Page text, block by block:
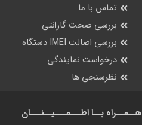
تماس با ما
بررسی صحت گارانتی
بررسی اصالت IMEI دستگاه
درخواست نمایندگی
نظرسنجی ها
هــمــراه بــا اطـــمـــیــنـــان